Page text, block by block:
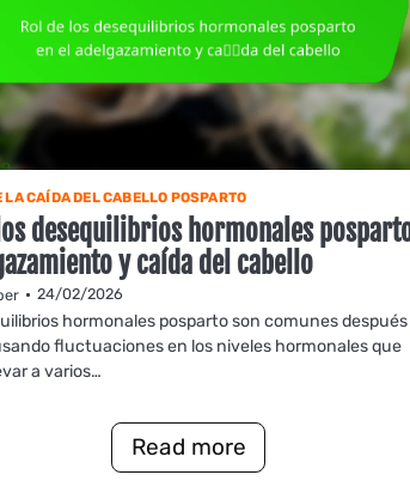
LA CAÍDA DEL CABELLO POSPARTO
desequilibrios hormonales
y caída del cabello
24/02/2026
hormonales posparto son comunes
fluctuaciones en los niveles hormonales que
a varios…
Read more